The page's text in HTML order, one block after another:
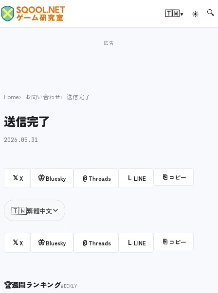
🇹🇼▾ ☀ 🔍
Home お問い合わせ 送信完了
送信完了
2026.05.31
𝕏X 🦋Bluesky @ Threads L LINE ⎘ コピー
🇹🇼繁體中文
𝕏X 🦋Bluesky @ Threads L LINE ⎘ コピー
🏆週間ランキングWEEKLY